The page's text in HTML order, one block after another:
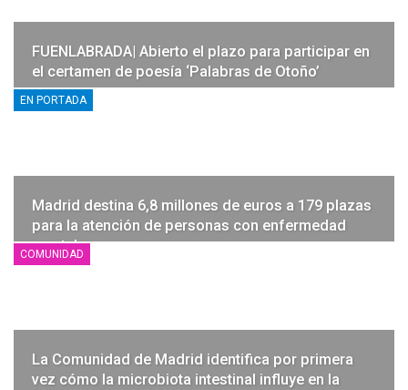
FUENLABRADA| Abierto el plazo para participar en
el certamen de poesía ‘Palabras de Otoño’
EN PORTADA
Madrid destina 6,8 millones de euros a 179 plazas
para la atención de personas con enfermedad
mental…
COMUNIDAD
La Comunidad de Madrid identifica por primera
vez cómo la microbiota intestinal influye en la